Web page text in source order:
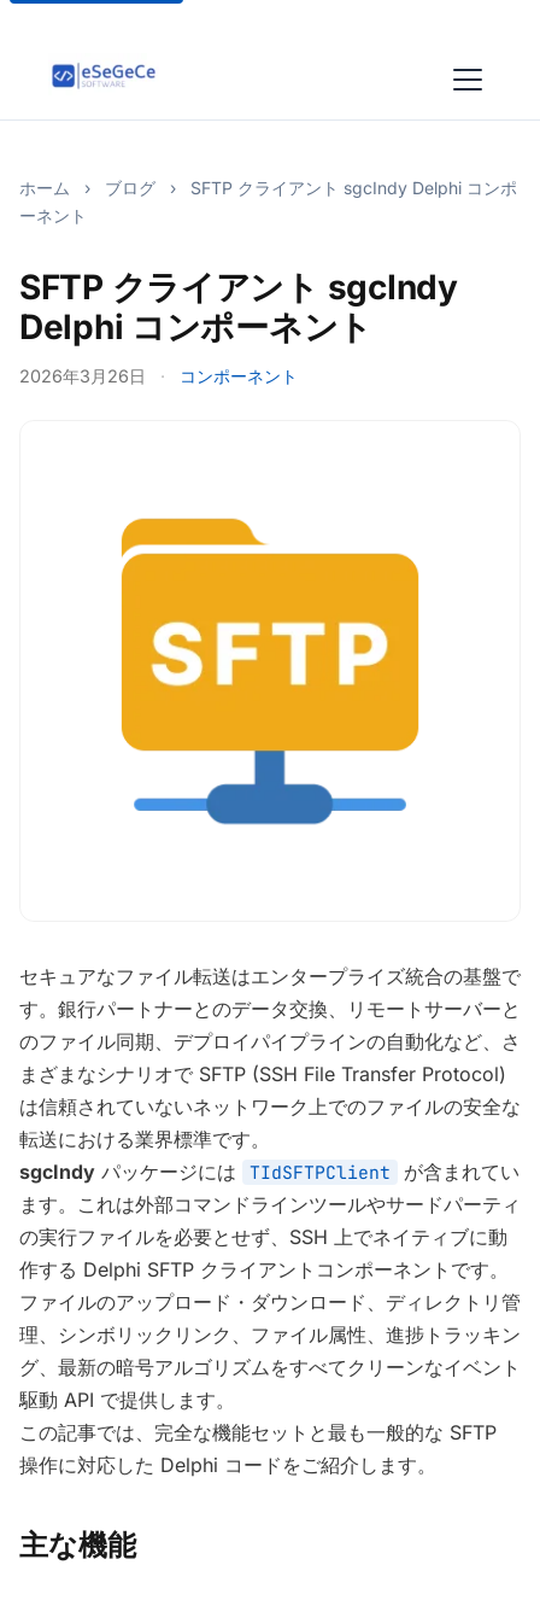
ホーム › ブログ ›
SFTP クライアント sgcIndy Delphi コンポ
ーネント
SFTP クライアント sgcIndy
Delphi コンポーネント
2026年3月26日 · コンポーネント
セキュアなファイル転送はエンタープライズ統合の基盤で
す。銀行パートナーとのデータ交換、リモートサーバーと
のファイル同期、デプロイパイプラインの自動化など、さ
まざまなシナリオで SFTP (SSH File Transfer Protocol)
は信頼されていないネットワーク上でのファイルの安全な
転送における業界標準です。
sgcIndy パッケージには TIdSFTPClient
が含まれてい
ます。これは外部コマンドラインツールやサードパーティ
の実行ファイルを必要とせず、SSH 上でネイティブに動
作する Delphi SFTP クライアントコンポーネントです。
ファイルのアップロード・ダウンロード、ディレクトリ管
理、シンボリックリンク、ファイル属性、進捗トラッキン
グ、最新の暗号アルゴリズムをすべてクリーンなイベント
駆動 API で提供します。
この記事では、完全な機能セットと最も一般的な SFTP
操作に対応した Delphi コードをご紹介します。
主な機能